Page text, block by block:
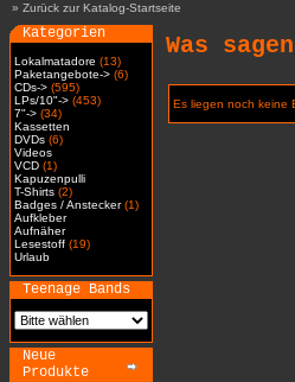
» Zurück zur Katalog-Startseite
Kategorien
Lokalmatadore (13)
Paketangebote-> (6)
CDs-> (595)
LPs/10"-> (453)
7"-> (34)
Kassetten
DVDs (6)
Videos
VCD (1)
Kapuzenpulli
T-Shirts (2)
Badges / Anstecker(1)
Aufkleber
Aufnäher
Lesestoff (19)
Urlaub
Teenage Bands
Neue
Produkte
Was
Es liegen noch keine